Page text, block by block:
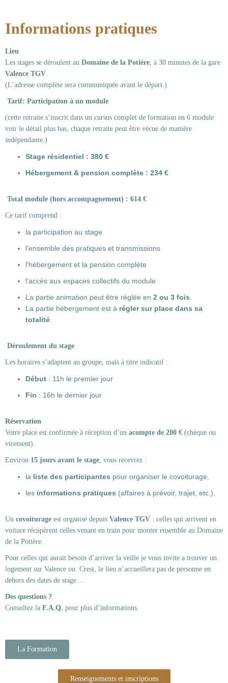
Informations pratiques
Lieu
Les stages se déroulent au Domaine de la Potière , à 30 minutes de la gare
Valence TGV
(L’adresse complète sera communiquée avant le départ.)
Tarif: Participation à un module
(cette retraite s’inscrit dans un cursus complet de formation en 6 module
voir le détail plus bas, chaque retraite peut être vécue de manière
indépendante.)
Stage résidentiel : 380 €
Hébergement & pension complète : 234 €
Total module (hors accompagnement) : 614 €
Ce tarif comprend :
la participation au stage
l’ensemble des pratiques et transmissions
l’hébergement et la pension complète
l’accès aux espaces collectifs du module
La partie animation peut être réglée en 2 ou 3 fois
La partie hébergement est à régler sur place dans sa
totalité
Déroulement du stage
Les horaires s’adaptent au groupe, mais à titre indicatif :
Début : 11h le premier jour
Fin : 16h le dernier jour
Réservation
Votre place est confirmée à réception d’un acompte de 200 € (chèque ou
virement).
Environ 15 jours avant le stage , vous recevrez :
la liste des participantes pour organiser le covoiturage,
les informations pratiques (affaires à prévoir, trajet, etc.).
Un covoiturage est organisé depuis Valence TGV : celles qui arrivent en
voiture récupèrent celles venant en train pour monter ensemble au Domaine
de la Potière.
Pour celles qui aurait besoin d’arriver la veille je vous invite a trouver un
logement sur Valence ou Crest, le lieu n’accueillera pas de personne en
dehors des dates de stage…
Des questions ?
Consultez la F.A.Q. pour plus d’informations.
La Formation
Renseignements et inscriptions